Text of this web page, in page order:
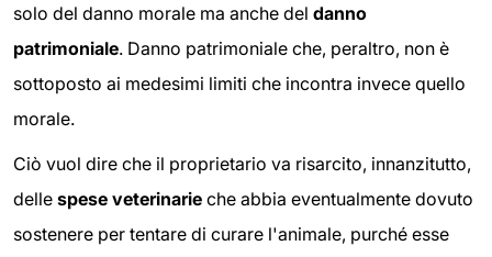
solo del danno morale ma anche del danno
patrimoniale. Danno patrimoniale che, peraltro, non è
sottoposto ai medesimi limiti che incontra invece quello
morale.
Ciò vuol dire che il proprietario va risarcito, innanzitutto,
delle spese veterinarie che abbia eventualmente dovuto
sostenere per tentare di curare l'animale, purché esse